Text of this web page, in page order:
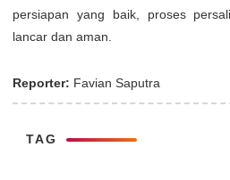
persiapan yang baik, proses
lancar dan aman.
Reporter: Favian Saputra
TAG